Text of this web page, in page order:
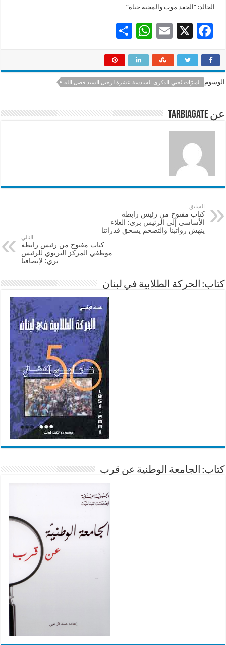
الخالد: “الحقد موت والمحبة حياة”
F
e
b
o
k
X
E
ai
l
W
at
sA
p
ar
e
الوسوم المبرّات تُحيي الذكرى السادسة عشرة لرحيل السيد فضل الله
عن tarbiagate
السابق
كتاب مفتوح من رئيس رابطة
الأساسي إلى الرئيس بري: الغلاء
ينهش رواتبنا والتضخم يسحق قدراتنا
التالي
كتاب مفتوح من رئيس رابطة
موظفي المركز التربوي للرئيس
بري: لإنصافنا
كتاب: الحركة الطلابية في لبنان
كتاب: الجامعة الوطنية عن قرب